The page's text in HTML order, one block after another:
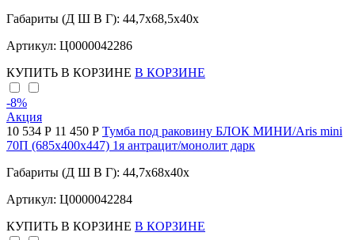
Габариты (Д Ш В Г): 44,7x68,5x40x
Артикул: Ц0000042286
КУПИТЬ В КОРЗИНЕ В КОРЗИНЕ
-8%
Акция
10 534 Р 11 450 Р Тумба под раковину БЛОК МИНИ/Aris mini
70П (685х400х447) 1я антрацит/монолит дарк
Габариты (Д Ш В Г): 44,7x68x40x
Артикул: Ц0000042284
КУПИТЬ В КОРЗИНЕ В КОРЗИНЕ